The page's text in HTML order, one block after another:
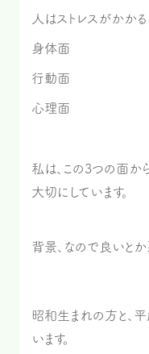
人はストレスがかかる
身体面
行動面
心理面
私は、この3つの面か
大切にしています。
背景、なので良いとか
昭和生まれの方と、
います。